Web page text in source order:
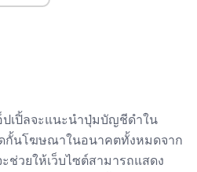
เปิ้ลจะแนะนำปุ่มบัญชีดำใน
ดกั้นโฆษณาในอนาคตทั้งหมดจาก
ช่วยให้เว็บไซต์สามารถแสดง